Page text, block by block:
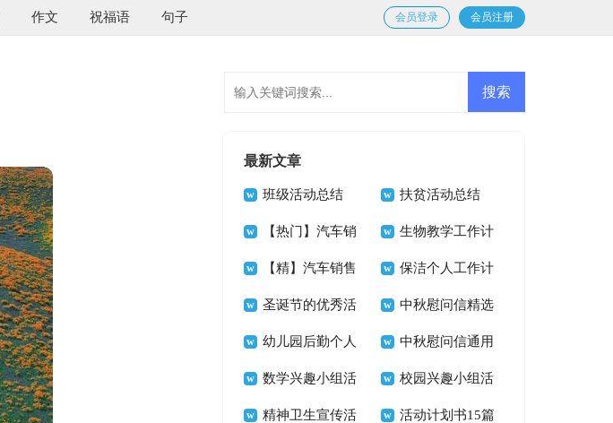
作文 祝福语 句子 会员登录 会员注册
最新文章
班级活动总结 扶贫活动总结
【热门】汽车销
售工作计划
生物教学工作计
划
【精】汽车销售
工作计划
保洁个人工作计
划15篇
圣诞节的优秀活
动总结
中秋慰问信精选
15篇
幼儿园后勤个人
工作计划
中秋慰问信通用
15篇
数学兴趣小组活
动总结
校园兴趣小组活
动总结
精神卫生宣传活 活动计划书15篇